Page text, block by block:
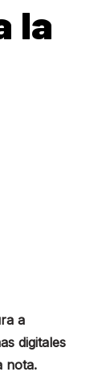
la
a
digitales
nota.